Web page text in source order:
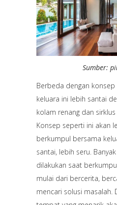
Sumber:
Berbeda dengan
keluara ini lebih santai
kolam renang dan
Konsep seperti ini akan
berkumpul bersama
santai, lebih seru.
dilakukan saat
mulai dari bercerita,
mencari solusi masalah.